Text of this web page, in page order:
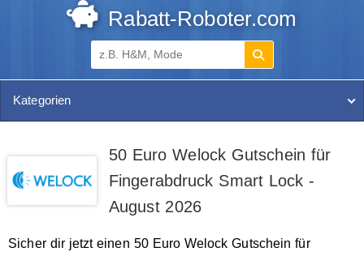
Rabatt-Roboter.com
Kategorien
50 Euro Welock Gutschein für
Fingerabdruck Smart Lock -
August 2026
Sicher dir jetzt einen 50 Euro Welock Gutschein für